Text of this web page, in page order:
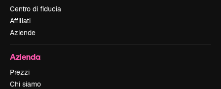
Centro di fiducia
Affiliati
Aziende
Azienda
Prezzi
Chi siamo